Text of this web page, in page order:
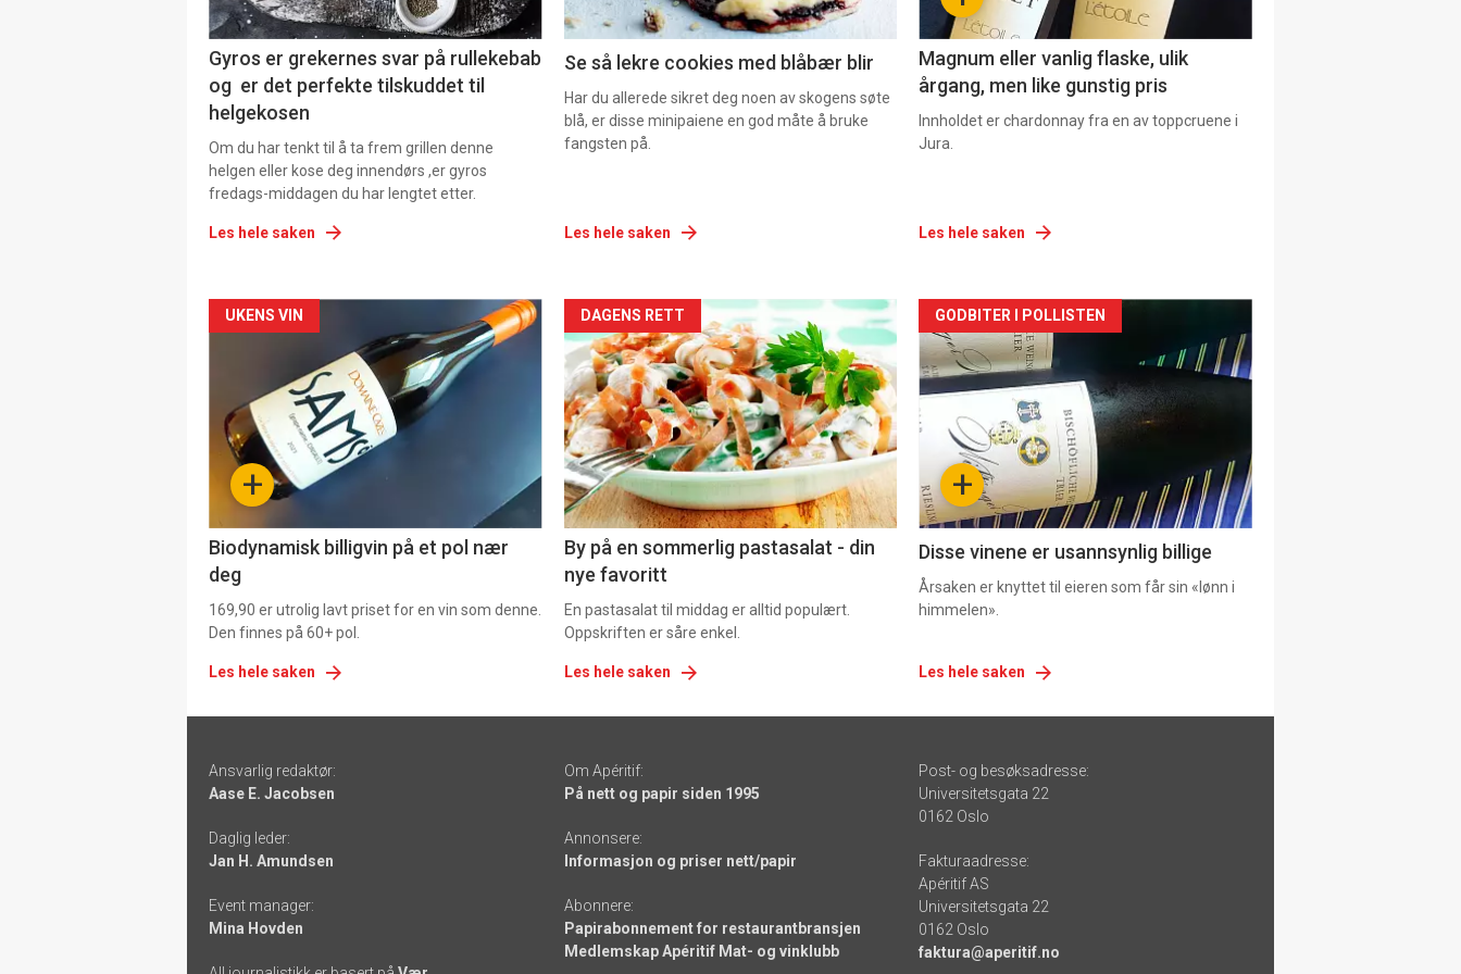
Gyros er grekernes svar på rullekebab
og er det perfekte tilskuddet til
helgekosen
Om du har tenkt til å ta frem grillen denne
helgen eller kose deg innendørs ,er gyros
fredags-middagen du har lengtet etter.
Les hele saken
2
Se så lekre cookies med blåbær blir
Har du allerede sikret deg noen av skogens søte
blå, er disse minipaiene en god måte å bruke
fangsten på.
Les hele saken
Magnum eller vanlig flaske, ulik
årgang, men like gunstig pris
Innholdet er chardonnay fra en av toppcruene i
Jura.
Les hele saken
Forsiden
akkurat
nå
-
+
UKENS VIN
Biodynamisk billigvin på et pol nær
deg
169,90 er utrolig lavt priset for en vin som denne.
Den finnes på 60+ pol.
Les hele saken
Forsiden
akkurat
nå
-
5
DAGENS RETT
By på en sommerlig pastasalat - din
nye favoritt
En pastasalat til middag er alltid populært.
Oppskriften er såre enkel.
Les hele saken
Forsiden
akkurat
nå
6 +
GODBITER I POLLISTEN
Disse vinene er usannsynlig billige
Årsaken er knyttet til eieren som får sin «lønn i
himmelen».
Les hele saken
-
links
Ansvarlig redaktør:
Aase E. Jacobsen
Daglig leder:
Jan H. Amundsen
Event manager:
Mina Hovden
Om Apéritif:
På nett og papir siden 1995
Annonsere:
Informasjon og priser nett/papir
Abonnere:
Papirabonnement for restaurantbransjen
Medlemskap Apéritif Mat- og vinklubb
Post- og besøksadresse:
Universitetsgata 22
0162 Oslo
Fakturaadresse:
Apéritif AS
Universitetsgata 22
0162 Oslo
faktura@aperitif.no